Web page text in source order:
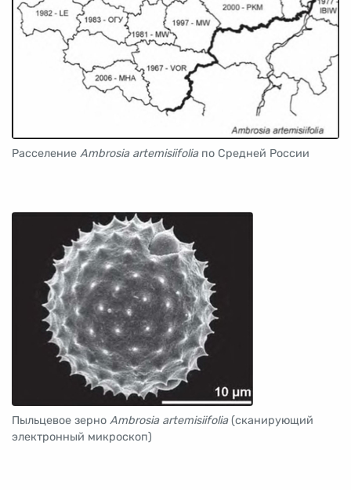
Расселение Ambrosia artemisiifoliaпо Средней России
Пыльцевое зерно Ambrosia artemisiifolia(сканирующий
электронный микроскоп)